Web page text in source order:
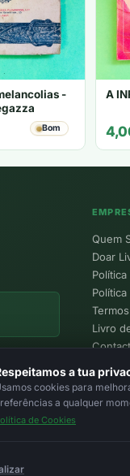
-
Bom
A
Quem
Doar
Livro
a tua
cookies para
a qualquer
de Cookies